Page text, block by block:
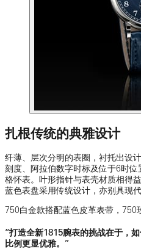
扎根传统的典雅设计
纤薄、层次分明的表圈，衬托出设
刻度、阿拉伯数字时标及位于6时
格怀表。叶形指针与表壳材质相得
蓝色表盘采用传统设计，亦别具现代
750白金款搭配蓝色皮革表带，750
“打造全新1815腕表的挑战在于，
比例更显优雅。”